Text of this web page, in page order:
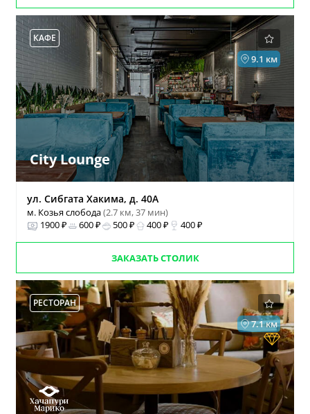
КАФЕ
9.1 км
City Lounge
ул. Сибгата Хакима, д. 40А
м. Козья слобода(2.7 км, 37 мин)
1900 ₽
600 ₽ 500 ₽ 400 ₽ 400 ₽
ЗАКАЗАТЬ СТОЛИК
РЕСТОРАН
7.1 км